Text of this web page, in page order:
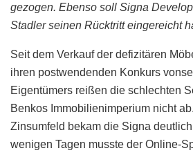
gezogen. Ebenso soll Signa
Stadler seinen Rücktritt eingereicht
Seit dem Verkauf der defizitären
ihren postwendenden Konkurs
Eigentümers reißen die schlechten
Benkos Immobilienimperium nicht
Zinsumfeld bekam die Signa
wenigen Tagen musste der Online-